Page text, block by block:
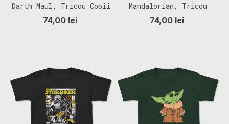
Darth Maul, Tricou Copii
74,00 lei
Mandalorian, Tricou
Copii
74,00 lei